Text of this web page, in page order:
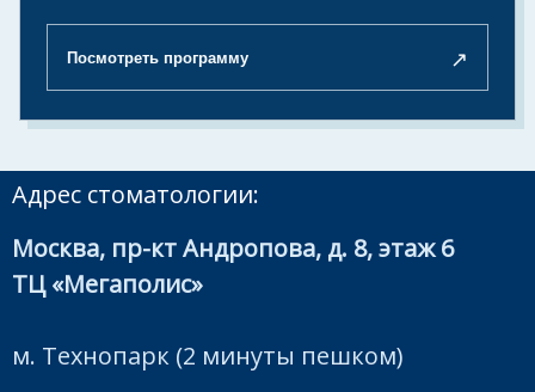
Посмотреть программу ↗
Адрес стоматологии:
Москва, пр-кт Андропова, д. 8, этаж 6
ТЦ «Мегаполис»
м. Технопарк (2 минуты пешком)